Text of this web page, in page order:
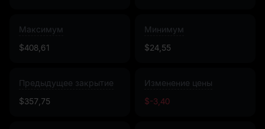
Максимум
$408,61
Минимум
$24,55
Предыдущее закрытие
$357,75
Изменение цены
$-3,40